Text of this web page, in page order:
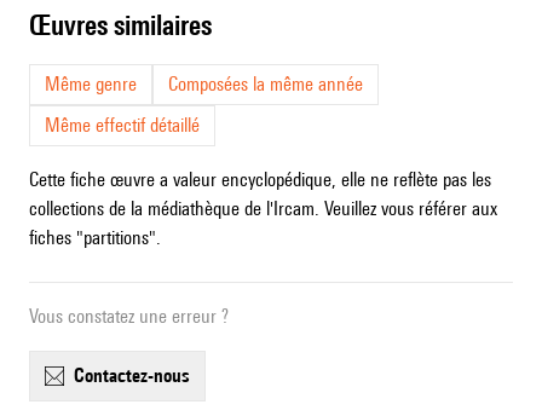
œuvres similaires
Même genre
Composées la même année
Même effectif détaillé
Cette fiche œuvre a valeur encyclopédique, elle ne reflète pas les
collections de la médiathèque de l'Ircam. Veuillez vous référer aux
fiches "partitions".
Vous constatez une erreur ?
contactez-nous